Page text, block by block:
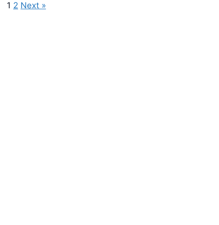
1 2 Next »